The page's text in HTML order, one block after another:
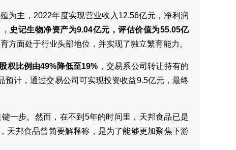
为主，2022年度实现营业收入12.56亿元，净利润
史记生物净资产为9.04亿元，评估价值为55.05亿
方面处于行业头部地位，并实现了独立繁育能力。
权比例由49%降低至19% ，交易系公司转让持有的
计，通过交易公司可实现投资收益9.5亿元，最终
一步。然而，在不到5年的时间里，天邦食品已是
天邦食品曾简要解释称，是为了能够更加聚焦下游